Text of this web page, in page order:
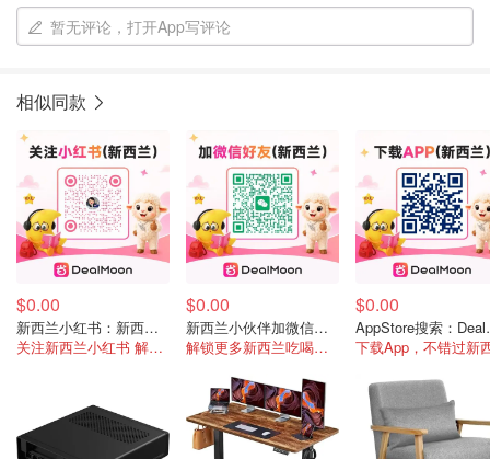
暂无评论，打开App写评论
相似同款
$0.00
新西兰小红书：新西兰情报站
关注新西兰小红书 解锁更多福利
$0.00
新西兰小伙伴加微信：DealmoonNz
解锁更多新西兰吃喝玩乐资讯
$0.00